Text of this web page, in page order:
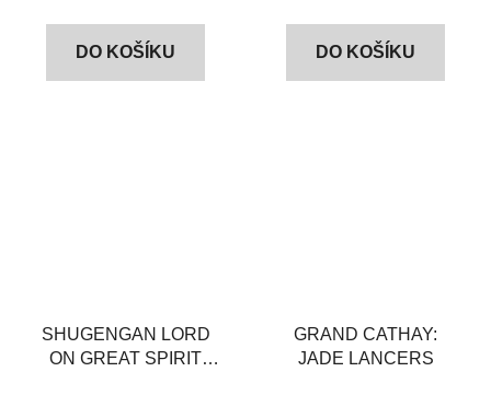
DO KOŠÍKU DO KOŠÍKU
SHUGENGAN LORD
ON GREAT SPIRIT
GRAND CATHAY:
JADE LANCERS